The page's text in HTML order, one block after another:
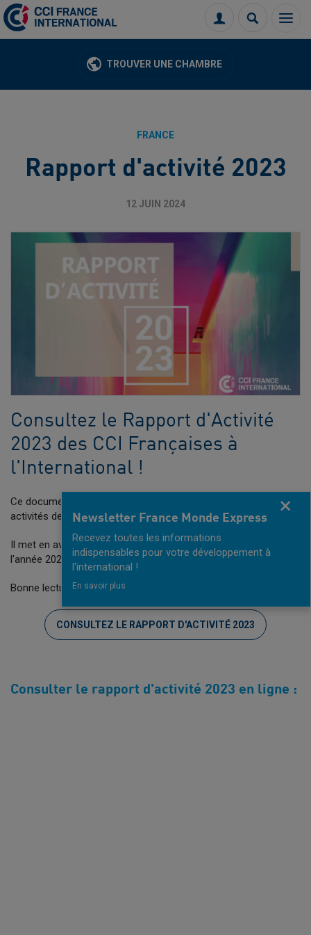
Menu
Connexion
TROUVER UNE CHAMBRE
FRANCE
Rapport d'activité 2023
12 JUIN 2024
Consultez le Rapport d'Activité
2023 des CCI Françaises à
l'International !
Ce document propose une synthèse des services et des
activités des CCI Françaises à l'International (CCI FI).
Il met en avant les chiffres et actions clés du réseau pour
l'année 2023.
Bonne lecture !
CONSULTEZ LE RAPPORT D'ACTIVITÉ 2023
Consulter le rapport d'activité 2023 en ligne :
Newsletter France Monde Express
Recevez toutes les informations
indispensables pour votre développement à
l'international !
En savoir plus